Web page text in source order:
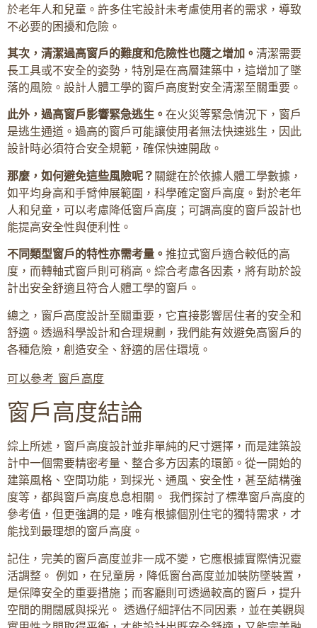
於老年人和兒童。許多住宅設計未考慮使用者的需求，導致
不必要的困擾和危險。
其次，清潔過高窗戶的難度和危險性也隨之增加。 清潔需要
長工具或不安全的姿勢，特別是在高層建築中，這增加了墜
落的風險。設計人體工學的窗戶高度對安全清潔至關重要。
此外，過高窗戶影響緊急逃生。 在火災等緊急情況下，窗戶
是逃生通道。過高的窗戶可能讓使用者無法快速逃生，因此
設計時必須符合安全規範，確保快速開啟。
那麼，如何避免這些風險呢？ 關鍵在於依據人體工學數據，
如平均身高和手臂伸展範圍，科學確定窗戶高度。對於老年
人和兒童，可以考慮降低窗戶高度；可調高度的窗戶設計也
能提高安全性與便利性。
不同類型窗戶的特性亦需考量。 推拉式窗戶適合較低的高
度，而轉軸式窗戶則可稍高。綜合考慮各因素，將有助於設
計出安全舒適且符合人體工學的窗戶。
總之，窗戶高度設計至關重要，它直接影響居住者的安全和
舒適。透過科學設計和合理規劃，我們能有效避免高窗戶的
各種危險，創造安全、舒適的居住環境。
可以參考 窗戶高度
窗戶高度結論
綜上所述，窗戶高度設計並非單純的尺寸選擇，而是建築設
計中一個需要精密考量、整合多方因素的環節。從一開始的
建築風格、空間功能，到採光、通風、安全性，甚至結構強
度等，都與窗戶高度息息相關。 我們探討了標準窗戶高度的
參考值，但更強調的是，唯有根據個別住宅的獨特需求，才
能找到最理想的窗戶高度。
記住，完美的窗戶高度並非一成不變，它應根據實際情況靈
活調整。 例如，在兒童房，降低窗台高度並加裝防墜裝置，
是保障安全的重要措施；而客廳則可透過較高的窗戶，提升
空間的開闊感與採光。 透過仔細評估不同因素，並在美觀與